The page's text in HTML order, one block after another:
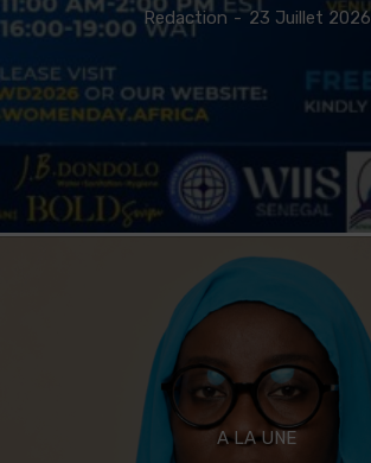
Redaction - 23 Juillet 2026
A LA UNE